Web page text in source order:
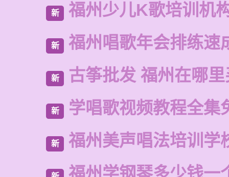
新 福州少儿K歌培训机
新 福州唱歌年会排练速
新 古筝批发 福州在哪
新 学唱歌视频教程全集
新 福州美声唱法培训学
福州学钢琴多少钱一